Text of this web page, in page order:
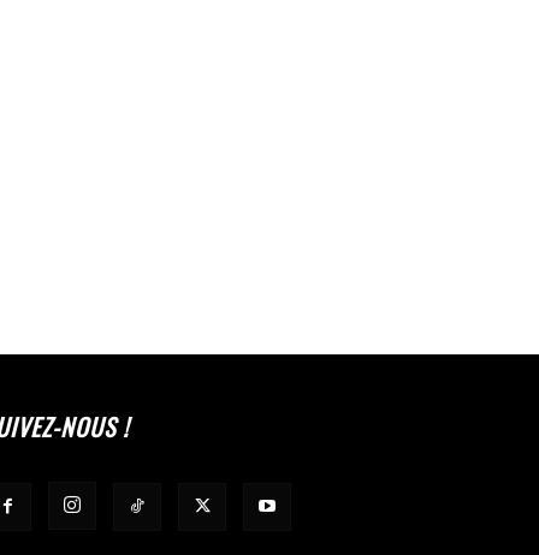
NOUS !